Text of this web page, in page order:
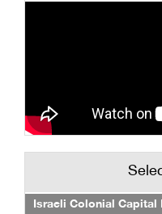
Israeli Colonial